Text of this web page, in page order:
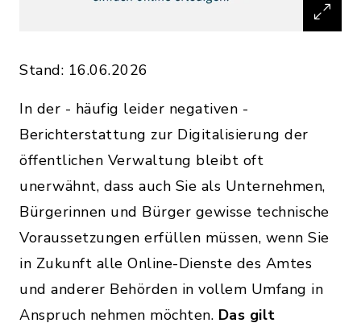
Stand: 16.06.2026
In der - häufig leider negativen -
Berichterstattung zur Digitalisierung der
öffentlichen Verwaltung bleibt oft
unerwähnt, dass auch Sie als Unternehmen,
Bürgerinnen und Bürger gewisse technische
Voraussetzungen erfüllen müssen, wenn Sie
in Zukunft alle Online-Dienste des Amtes
und anderer Behörden in vollem Umfang in
Anspruch nehmen möchten. Das gilt